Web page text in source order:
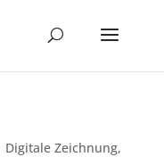
Digitale Zeichnung,